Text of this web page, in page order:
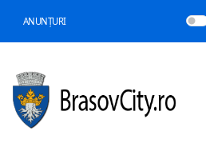
ANUNȚURI